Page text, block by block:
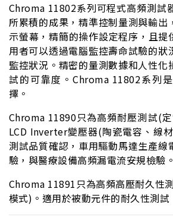
Chroma 11802系列可程式高頻測試
所累積的成果，精準控制量測與輸出
示螢幕，精簡的操作設定程序，且提
用者可以透過電腦監控壽命試驗的狀
監控狀況。精密的量測數據和人性化
試的可靠度。Chroma 11802系列
擇。
Chroma 11890只為高頻耐壓測試(
LCD Inverter變壓器(陶瓷電容、線
測試品質確認，車用驅動馬達生產
驗，與醫療設備高頻漏電流安規檢驗。
Chroma 11891只為高頻高壓耐久性
模式)。適用於被動元件的耐久性測試